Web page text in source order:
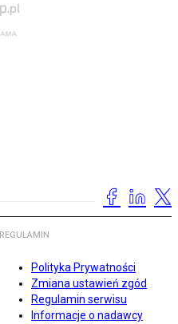
REGULAMIN
Polityka Prywatności
Zmiana ustawień zgód
Regulamin serwisu
Informacje o nadawcy